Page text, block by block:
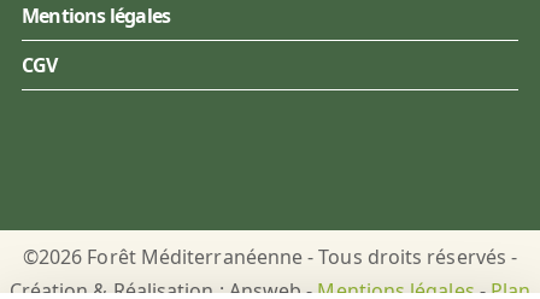
Mentions légales
CGV
©2026 Forêt Méditerranéenne - Tous droits réservés -
Création & Réalisation : Answeb -Mentions légales-Plan